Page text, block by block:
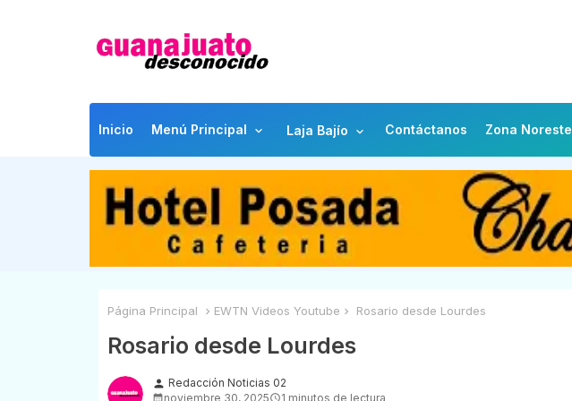
Inicio Menú Principal Laja Bajío Contáctanos Zona Noreste
Página Principal EWTN Videos Youtube Rosario desde Lourdes
Rosario desde Lourdes
person Redacción Noticias 02
noviembre 30, 2025
1 minutos de lectura